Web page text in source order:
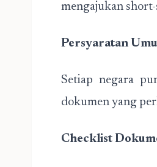
mengajukan short-
Persyaratan
Setiap negara
dokumen yang
Checklist